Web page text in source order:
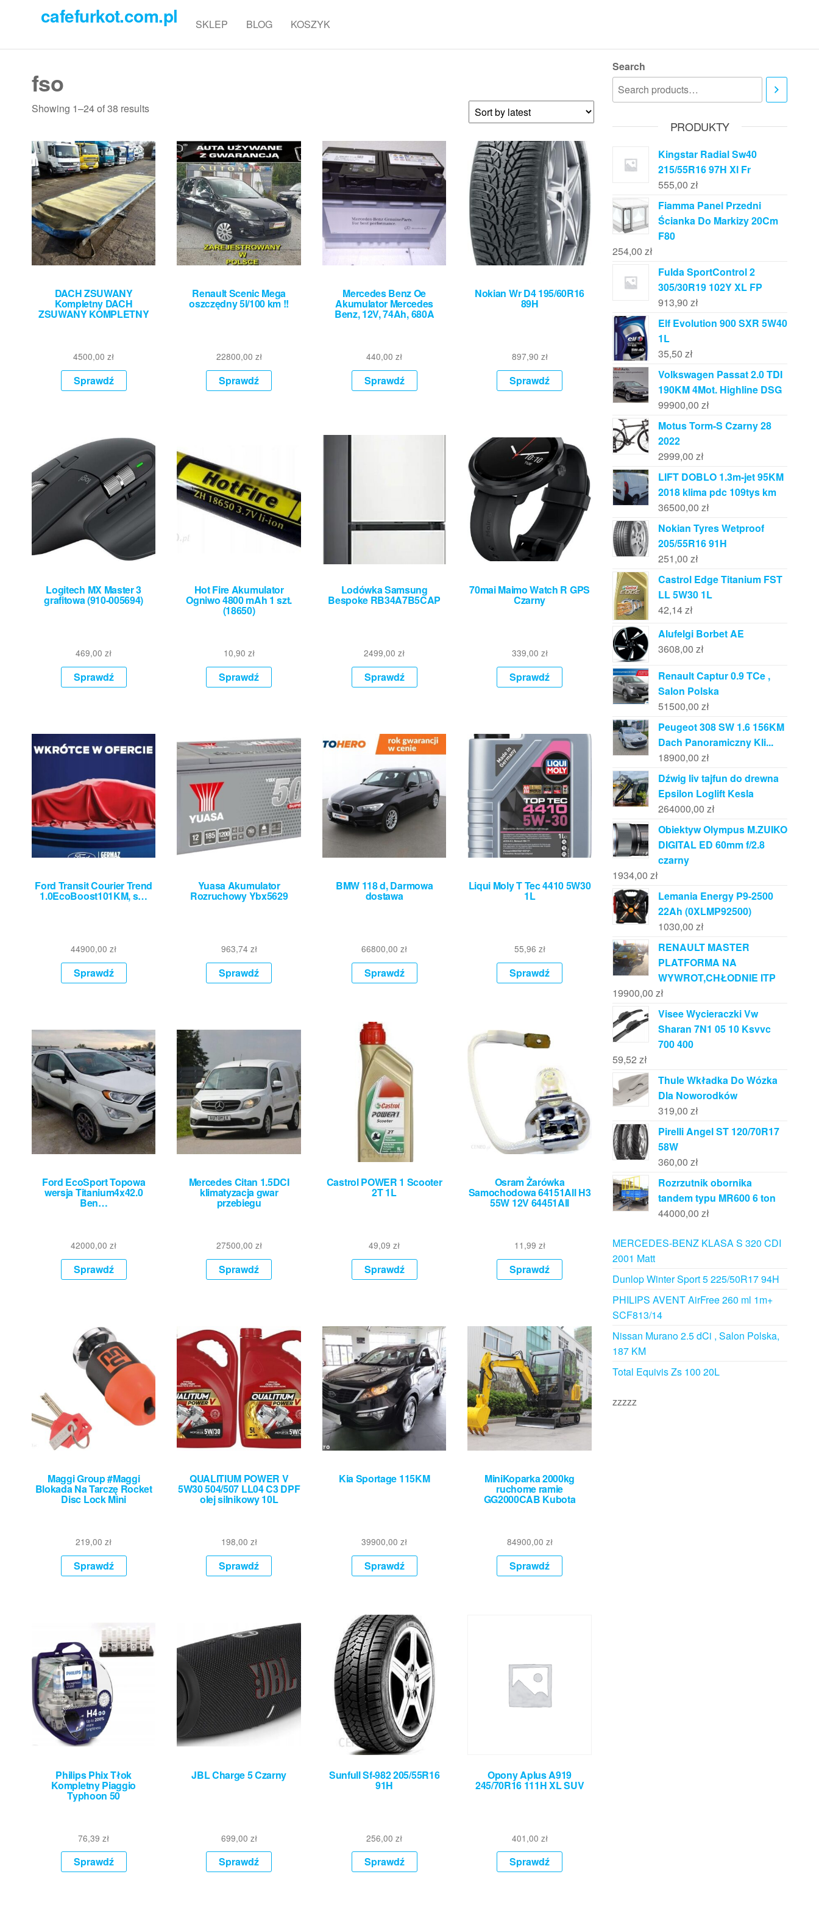
cafefurkot.com.pl SKLEP BLOG KOSZYK
fso
Showing 1–24 of 38 results
DACH ZSUWANY
Kompletny DACH
ZSUWANY KOMPLETNY
4500,00zł
Sprawdź
Renault Scenic Mega
oszczędny 5l/100 km !!
22800,00 zł
Sprawdź
Mercedes Benz Oe
Akumulator Mercedes
Benz, 12V, 74Ah, 680A
440,00zł
Sprawdź
Nokian Wr D4 195/60R16
89H
897,90 zł
Sprawdź
Logitech MX Master 3
grafitowa (910-005694)
469,00zł
Sprawdź
Hot Fire Akumulator
Ogniwo 4800 mAh 1 szt.
(18650)
10,90 zł
Sprawdź
Lodówka Samsung
Bespoke RB34A7B5CAP
2499,00zł
Sprawdź
70mai Maimo Watch R GPS
Czarny
339,00 zł
Sprawdź
Ford Transit Courier Trend
1.0EcoBoost101KM, s…
44900,00zł
Sprawdź
Yuasa Akumulator
Rozruchowy Ybx5629
963,74 zł
Sprawdź
BMW 118 d, Darmowa
dostawa
66800,00zł
Sprawdź
Liqui Moly T Tec 4410 5W30
1L
55,96 zł
Sprawdź
Ford EcoSport Topowa
wersja Titanium4x42.0
Ben…
42000,00zł
Sprawdź
Mercedes Citan 1.5DCI
klimatyzacja gwar
przebiegu
27500,00 zł
Sprawdź
Castrol POWER 1 Scooter
2T 1L
49,09zł
Sprawdź
Osram Żarówka
Samochodowa 64151All H3
55W 12V 64451All
11,99 zł
Sprawdź
Maggi Group #Maggi
Blokada Na Tarczę Rocket
Disc Lock Mini
219,00zł
Sprawdź
QUALITIUM POWER V
5W30 504/507 LL04 C3 DPF
olej silnikowy 10L
198,00 zł
Sprawdź
Kia Sportage 115KM
39900,00zł
Sprawdź
MiniKoparka 2000kg
ruchome ramie
GG2000CAB Kubota
84900,00 zł
Sprawdź
Philips Phix Tłok
Kompletny Piaggio
Typhoon 50
76,39zł
Sprawdź
JBL Charge 5 Czarny
699,00 zł
Sprawdź
Sunfull Sf-982 205/55R16
91H
256,00zł
Sprawdź
Opony Aplus A919
245/70R16 111H XL SUV
401,00 zł
Sprawdź
Search
PRODUKTY
Kingstar Radial Sw40
215/55R16 97H Xl Fr
555,00 zł
Fiamma Panel Przedni
Ścianka Do Markizy 20Cm
F80
254,00 zł
Fulda SportControl 2
305/30R19 102Y XL FP
913,90 zł
Elf Evolution 900 SXR 5W40
1L
35,50 zł
Volkswagen Passat 2.0 TDI
190KM 4Mot. Highline DSG
99900,00 zł
Motus Torm-S Czarny 28
2022
2999,00 zł
LIFT DOBLO 1.3m-jet 95KM
2018 klima pdc 109tys km
36500,00 zł
Nokian Tyres Wetproof
205/55R16 91H
251,00 zł
Castrol Edge Titanium FST
LL 5W30 1L
42,14zł
Alufelgi Borbet AE
3608,00 zł
Renault Captur 0.9 TCe ,
Salon Polska
51500,00 zł
Peugeot 308 SW 1.6 156KM
Dach Panoramiczny Kli...
18900,00 zł
Dźwig liv tajfun do drewna
Epsilon Loglift Kesla
264000,00 zł
Obiektyw Olympus M.ZUIKO
DIGITAL ED 60mm f/2.8
czarny
1934,00 zł
Lemania Energy P9-2500
22Ah (0XLMP92500)
1030,00 zł
RENAULT MASTER
PLATFORMA NA
WYWROT,CHŁODNIE ITP
19900,00 zł
Visee Wycieraczki Vw
Sharan 7N1 05 10 Ksvvc
700 400
59,52 zł
Thule Wkładka Do Wózka
Dla Noworodków
319,00 zł
Pirelli Angel ST 120/70R17
58W
360,00 zł
Rozrzutnik obornika
tandem typu MR600 6 ton
44000,00 zł
MERCEDES-BENZ KLASA S 320 CDI
2001 Matt
Dunlop Winter Sport 5 225/50R17 94H
PHILIPS AVENT AirFree 260 ml 1m+
SCF813/14
Nissan Murano 2.5 dCi , Salon Polska,
187 KM
Total Equivis Zs 100 20L
zzzzz